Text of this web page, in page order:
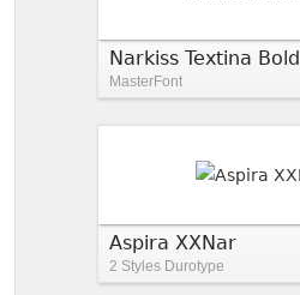
Narkiss Textina Bold
MasterFont
Aspira XXNar
2 Styles Durotype